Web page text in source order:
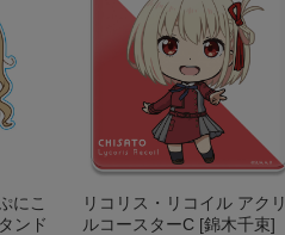
にこ
ンド
リコリス・リコイル アクリ
ルコースターC [錦木千束]